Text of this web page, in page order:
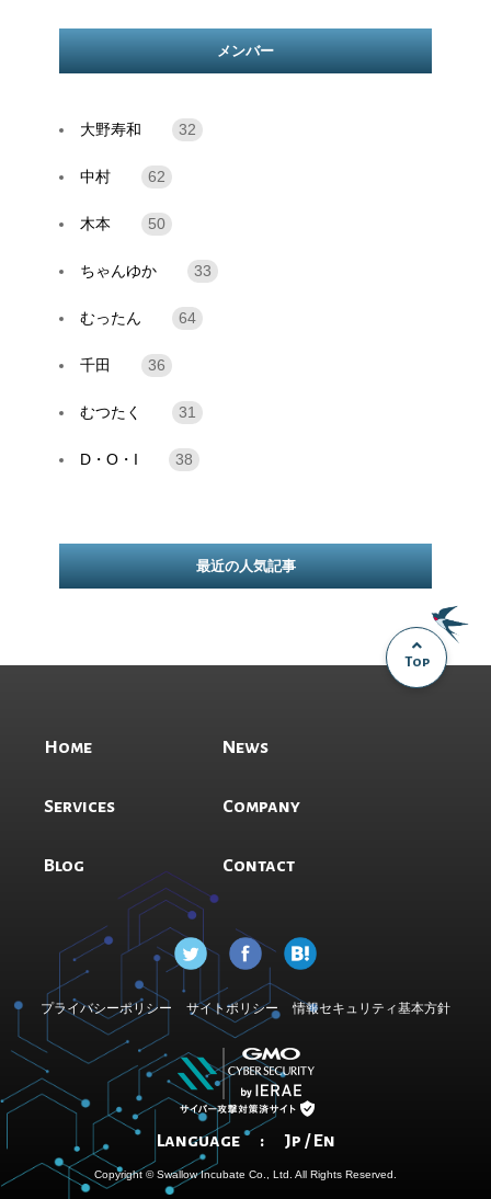
最近の人気記事
メンバー
大野寿和 32
中村 62
木本 50
ちゃんゆか 33
むったん 64
千田 36
むつたく 31
D・O・I 38
Top
Home News
Services Company
Blog Contact
プライバシーポリシー サイトポリシー 情報セキュリティ基本方針
Language : Jp /En
Copyright © Swallow Incubate Co., Ltd. All Rights Reserved.